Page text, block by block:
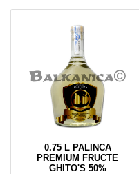
0.75 L PALINCA
PREMIUM FRUCTE
GHITO'S 50%